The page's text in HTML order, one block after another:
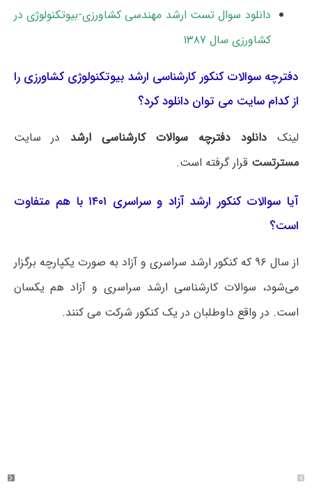
دانلود سوال تست ارشد مهندسی کشاورزی-بیوتکنولوژی در
کشاورزی سال ۱۳۸۷
دفترچه سوالات کنکور کارشناسی ارشد بیوتکنولوژی کشاورزی را
از کدام سایت می توان دانلود کرد؟
لینکدانلود دفترچه سوالات کارشناسی ارشد در سایت
مسترتست قرار گرفته است.
آیا سوالات کنکور ارشد آزاد و سراسری ۱۴۰۱ با هم متفاوت
است؟
از سال ۹۶ که کنکور ارشد سراسری و آزاد به صورت یکپارچه برگزار
می‌شود، سوالات کارشناسی ارشد سراسری و آزاد هم یکسان
است. در واقع داوطلبان در یک کنکور شرکت می کنند.